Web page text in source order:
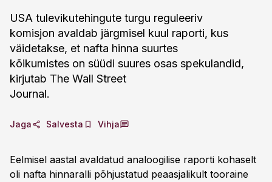
USA tulevikutehingute turgu reguleeriv
komisjon avaldab järgmisel kuul raporti, kus
väidetakse, et nafta hinna suurtes
kõikumistes on süüdi suures osas spekulandid,
kirjutab The Wall Street
Journal.
Jaga Salvesta Vihja
Eelmisel aastal avaldatud analoogilise raporti kohaselt
oli nafta hinnaralli põhjustatud peaasjalikult tooraine